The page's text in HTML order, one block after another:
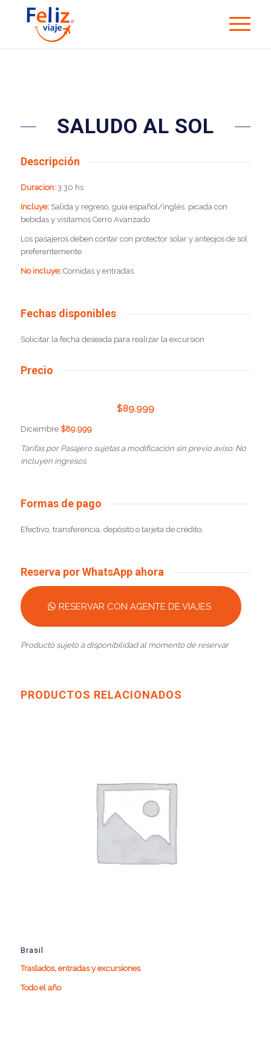
SALUDO AL SOL
Descripción
Duracion:3:30 hs
Incluye: Salida y regreso, guía español/inglés, picada con
bebidas y visitamos Cerro Avanzado
Los pasajeros deben contar con protector solar y anteojos de sol
preferentemente
No incluye:Comidas y entradas
Fechas disponibles
Solicitar la fecha deseada para realizar la excursion
Precio
$89.999
Diciembre $89.999
Tarifas por Pasajero sujetas a modificación sin previo aviso. No
incluyen ingresos.
Formas de pago
Efectivo, transferencia, depósito o tarjeta de crédito.
Reserva por WhatsApp ahora
RESERVAR CON AGENTE DE VIAJES
Producto sujeto a disponibilidad al momento de reservar
PRODUCTOS RELACIONADOS
Brasil
Traslados, entradas y excursiones
Todo el año